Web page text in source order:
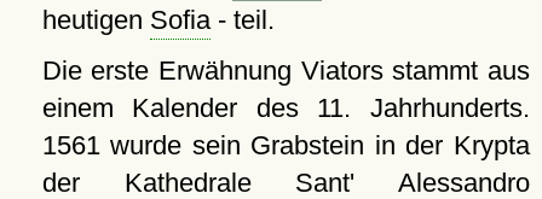
heutigen Sofia- teil.
Die erste Erwähnung Viators stammt aus
einem Kalender des 11. Jahrhunderts.
1561 wurde sein Grabstein in der Krypta
der Kathedrale Sant' Alessandro